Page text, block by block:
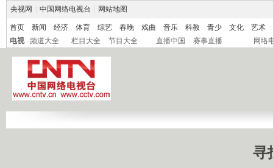
央视网 中国网络电视台 网站地图
首页 新闻 经济 体育 综艺 春晚 戏曲 音乐 科教 青少 文化
艺术
电视
频道大全 栏目大全 节目大全 直播中国 赛事直播 网络
寻